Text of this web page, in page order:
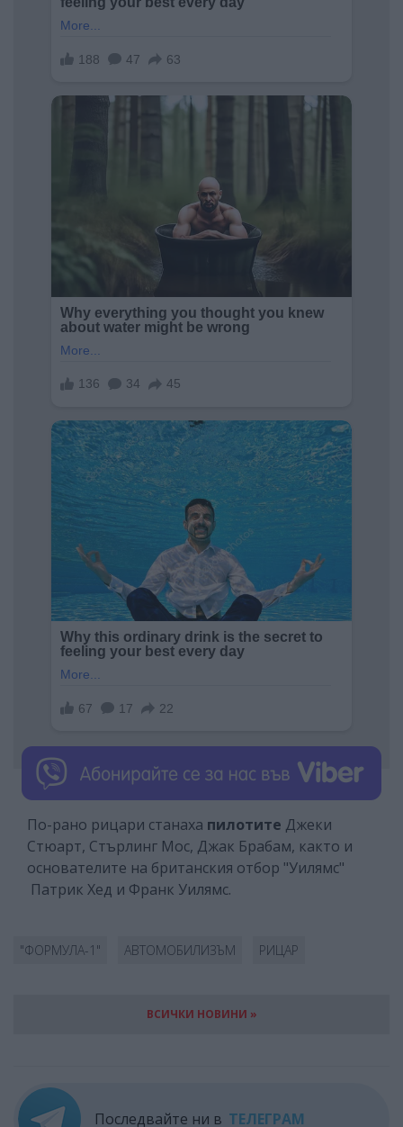
По-рано рицари станаха пилотите Джеки
Стюарт, Стърлинг Мос, Джак Брабам, както и
основателите на британския отбор "Уилямс"
Патрик Хед и Франк Уилямс.
"ФОРМУЛА-1" АВТОМОБИЛИЗЪМ РИЦАР
ВСИЧКИ НОВИНИ »
Последвайте ни в ТЕЛЕГРАМ